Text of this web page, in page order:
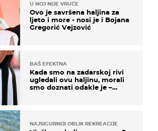
U NOJ NIJE VRUĆE
Ovo je savršena haljina za
ljeto i more - nosi je i Bojana
Gregorić Vejzović
BAŠ EFEKTNA
Kada smo na zadarskoj rivi
ugledali ovu haljinu, morali
smo doznati odakle je –
NAJSIGURNIJI OBLIK REKREACIJE